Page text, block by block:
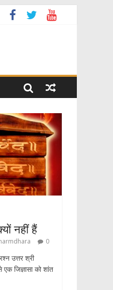
नहीं हैं
0
उत्तर श्री
जिज्ञासा को शांत